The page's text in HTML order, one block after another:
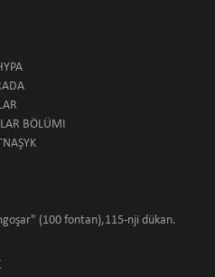
BÖLÜMI
(100 fontan),115-nji dükan.